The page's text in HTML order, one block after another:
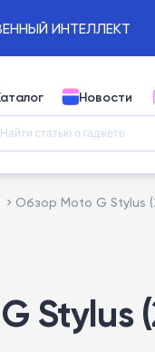
ИНТЕЛЛЕКТ
Новости
Обзор Moto G Stylus
Stylus